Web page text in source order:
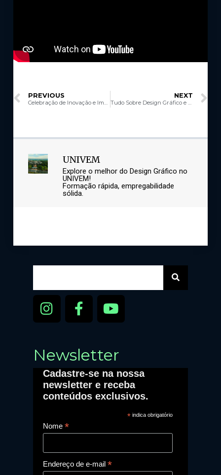
PREVIOUS
Celebração de Inovação e Impacto: 20 Anos do Curso de Design Gráfico no UNIVEM
NEXT
Tudo Sobre Design Gráfico e Atuação no Mercado com o UNIVEM
UNIVEM
Explore o melhor do Design Gráfico no
UNIVEM!
Formação rápida, empregabilidade
sólida.
Newsletter
Cadastre-se na nossa
newsletter e receba
conteúdos exclusivos.
* indica obrigatório
Nome *
Endereço de e-mail *